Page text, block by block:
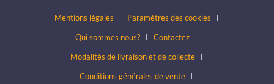
Mentions légales
Paramètres des cookies
Qui sommes nous?
Contactez
Modalités de livraison et de collecte
Conditions générales de vente